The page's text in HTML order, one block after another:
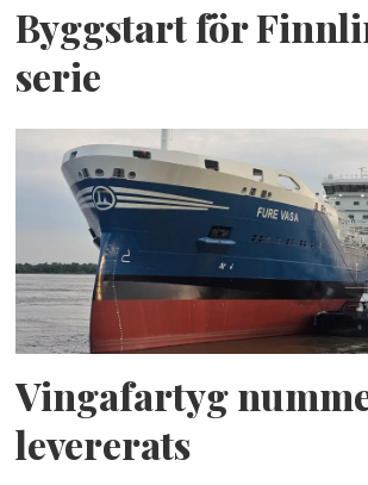
Byggstart för
serie
Vingafartyg
levererats